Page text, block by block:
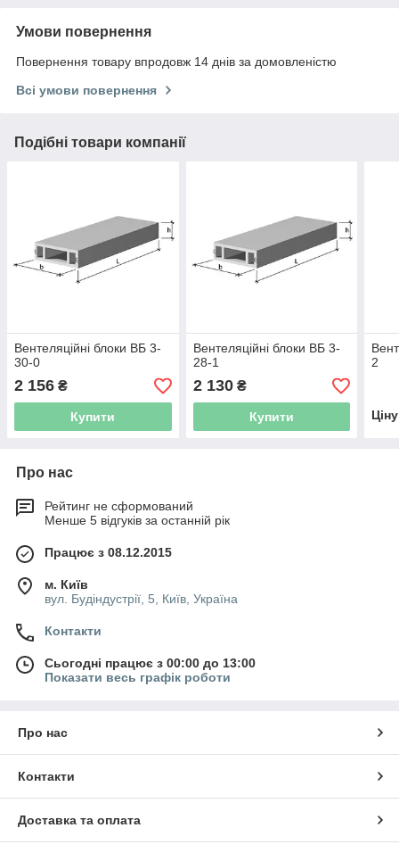
Умови повернення
Повернення товару впродовж 14 днів за домовленістю
Всі умови повернення
Подібні товари компанії
Вентеляційні блоки ВБ 3-
30-0
2 156 ₴
Купити
Вентеляційні блоки ВБ 3-
28-1
2 130₴
Купити
2
Про нас
Рейтинг не сформований
Менше 5 відгуків за останній рік
Працює з 08.12.2015
м. Київ
вул. Будіндустрії, 5, Київ, Україна
Контакти
Сьогодні працює з 00:00 до 13:00
Показати весь графік роботи
Про нас
Контакти
Доставка та оплата